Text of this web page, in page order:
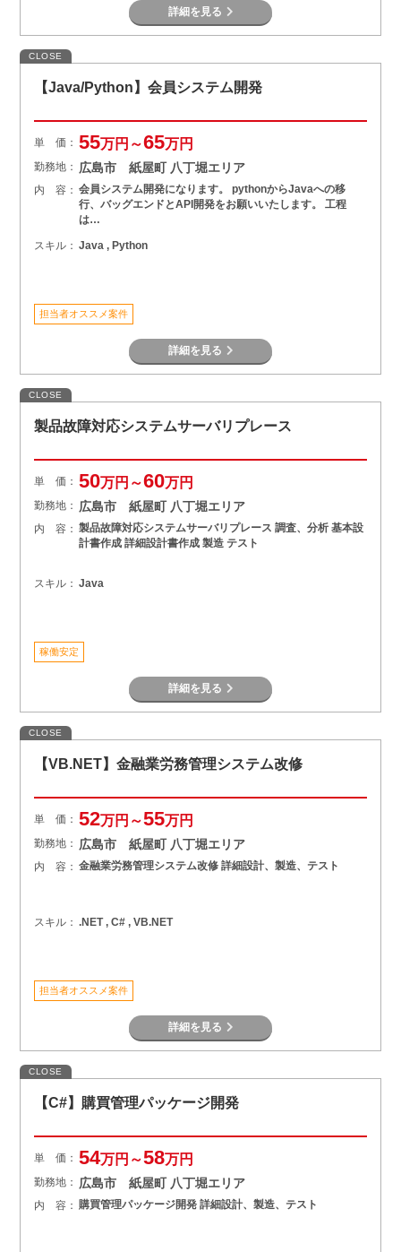
詳細を見る
CLOSE
【Java/Python】会員システム開発
単 価： 55万円～65万円
勤務地： 広島市 紙屋町 八丁堀エリア
内 容： 会員システム開発になります。 pythonからJavaへの移
行、バッグエンドとAPI開発をお願いいたします。 工程
は…
スキル： Java , Python
担当者オススメ案件
詳細を見る
CLOSE
製品故障対応システムサーバリプレース
単 価： 50万円～60万円
勤務地： 広島市 紙屋町 八丁堀エリア
内 容： 製品故障対応システムサーバリプレース 調査、分析 基本設
計書作成 詳細設計書作成 製造 テスト
スキル： Java
稼働安定
詳細を見る
CLOSE
【VB.NET】金融業労務管理システム改修
単 価： 52万円～55万円
勤務地： 広島市 紙屋町 八丁堀エリア
内 容： 金融業労務管理システム改修 詳細設計、製造、テスト
スキル： .NET , C# , VB.NET
担当者オススメ案件
詳細を見る
CLOSE
【C#】購買管理パッケージ開発
単 価： 54万円～58万円
勤務地： 広島市 紙屋町 八丁堀エリア
内 容： 購買管理パッケージ開発 詳細設計、製造、テスト